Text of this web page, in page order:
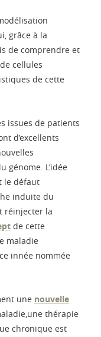
grâce à la
de comprendre et
cellules
de cette
issues de patients
d’excellents
génome. L’idée
le défaut
induite du
réinjecter la
de cette
maladie
innée nommée
une nouvelle
thérapie
chronique est